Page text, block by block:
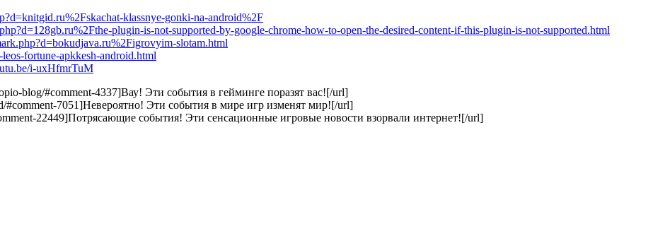
klassnye-gonki-na-android%2F
plugin-is-not-supported-by-google-chrome-how-to-open-the-desired-content-if-this-plugin-is-not-supported.html
slotam.html
fortune-apkkesh-android.html
i-uxHfmrTuM
blog/#comment-4337]Вау! Эти события в гейминге поразят вас![/url]
#comment-7051]Невероятно! Эти события в мире игр изменят мир![/url]
22449]Потрясающие события! Эти сенсационные игровые новости взорвали интернет![/url]